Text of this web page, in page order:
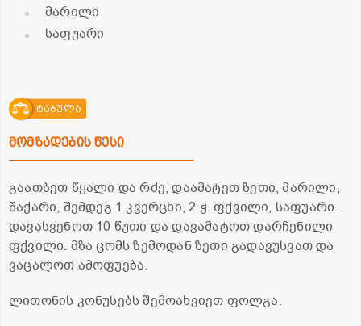
მარილი
საფუარი
ტაბულა
მომზადების წესი
გაათბეთ წყალი და რძე, დაამატეთ ზეთი, მარილი,
შაქარი, შემდეგ 1 კვერცხი, 2 ჭ. ფქვილი, საფუარი.
დავასვენოთ 10 წუთი და დავამატოთ დარჩენილი
ფქვილი. მზა ცომს ზემოდან ზეთი გადავუსვათ და
ვაცალოთ ამოფუება.
ლითონის კონუსებს შემოახვიეთ ფოლგა.